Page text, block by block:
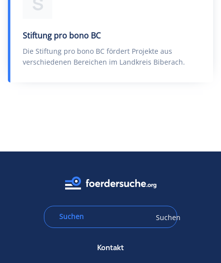
Stiftung pro bono BC
Die Stiftung pro bono BC fördert Projekte aus
verschiedenen Bereichen im Landkreis Biberach.
Suchen
Kontakt